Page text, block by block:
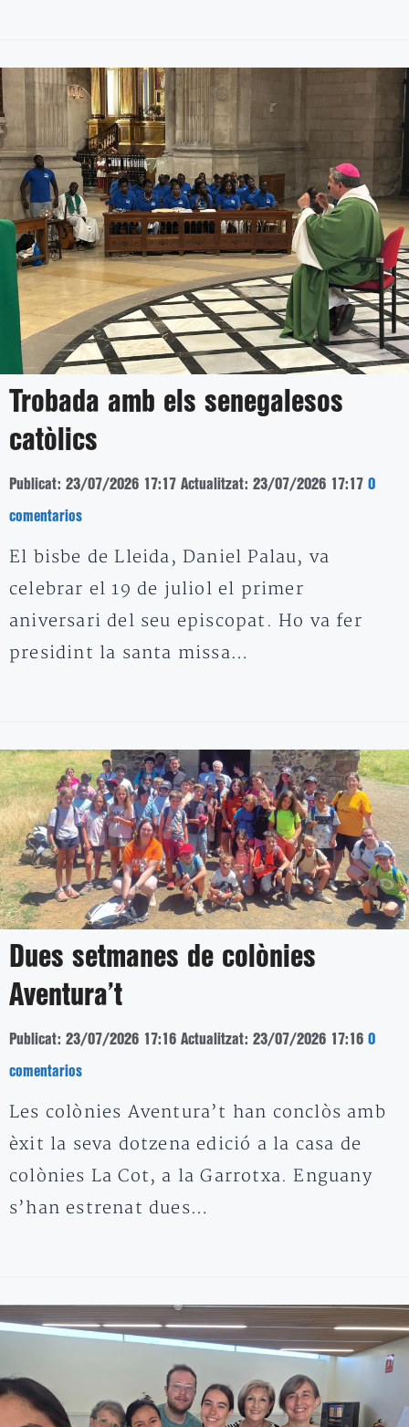
Trobada amb els senegalesos
catòlics
Publicat: 23/07/2026 17:17 Actualitzat: 23/07/2026 17:17 0
comentarios
El bisbe de Lleida, Daniel Palau, va
celebrar el 19 de juliol el primer
aniversari del seu episcopat. Ho va fer
presidint la santa missa…
Dues setmanes de colònies
Aventura’t
Publicat: 23/07/2026 17:16 Actualitzat: 23/07/2026 17:16 0
comentarios
Les colònies Aventura’t han conclòs amb
èxit la seva dotzena edició a la casa de
colònies La Cot, a la Garrotxa. Enguany
s’han estrenat dues…